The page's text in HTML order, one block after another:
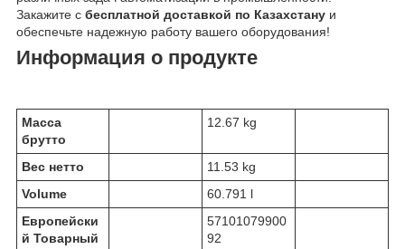
Закажите с бесплатной доставкой по Казахстану и
обеспечьте надежную работу вашего оборудования!
Информация о продукте
Масса
брутто
12.67 kg
Вес нетто
11.53 kg
Volume
60.791 l
Европейски
й Товарный
57101079900
92